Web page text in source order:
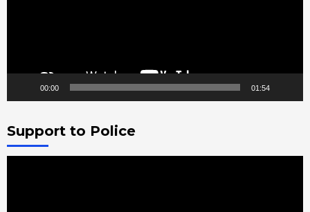
00:00 01:54
Support to Police